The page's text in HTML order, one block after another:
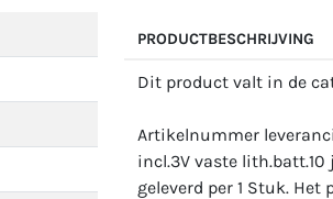
PRODUCTBESCHRIJVING
Dit product valt in de
Artikelnummer
incl.3V vaste lith.batt.10
geleverd per 1 Stuk.